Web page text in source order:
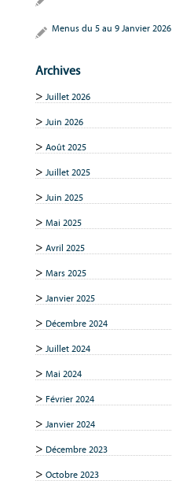
Menus du 5 au 9 Janvier 2026
Archives
Juillet 2026
Juin 2026
Août 2025
Juillet 2025
Juin 2025
Mai 2025
Avril 2025
Mars 2025
Janvier 2025
Décembre 2024
Juillet 2024
Mai 2024
Février 2024
Janvier 2024
Décembre 2023
Octobre 2023